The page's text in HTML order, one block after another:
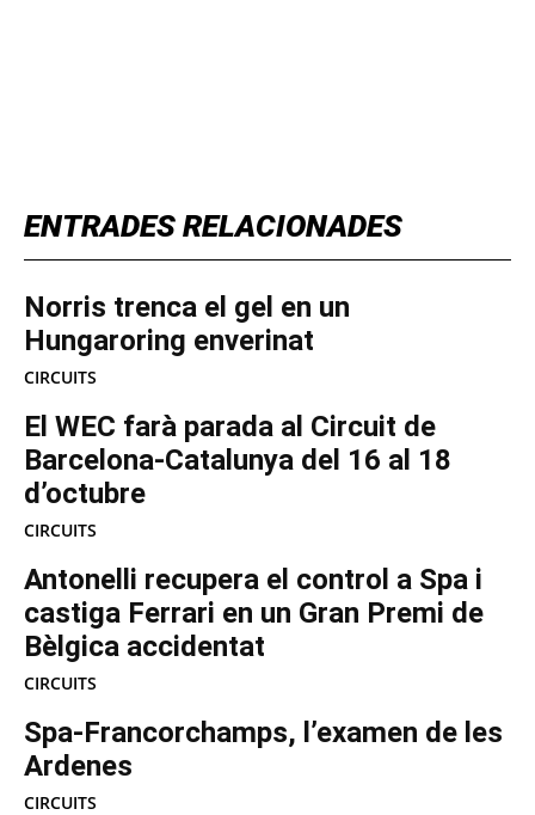
ENTRADES RELACIONADES
Norris trenca el gel en un
Hungaroring enverinat
CIRCUITS
El WEC farà parada al Circuit de
Barcelona-Catalunya del 16 al 18
d’octubre
CIRCUITS
Antonelli recupera el control a Spa i
castiga Ferrari en un Gran Premi de
Bèlgica accidentat
CIRCUITS
Spa-Francorchamps, l’examen de les
Ardenes
CIRCUITS